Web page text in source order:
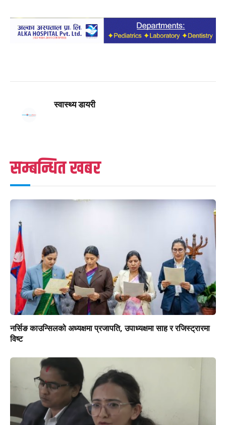
स्वास्थ्य डायरी
सम्बन्धित खबर
नर्सिङ काउन्सिलको अध्यक्षमा प्रजापति, उपाध्यक्षमा साह र रजिस्ट्रारमा
विष्ट